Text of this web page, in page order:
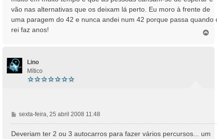
a
g
e
m
vão nas alternativas que os deixam lá perto. Eu moro à frente de
uma paragem do 42 e nunca andei num 42 porque passa quando
rei faz anos!
Lino
Mítico
M
e
sexta-feira, 25 abril 2008 11:48
Deveriam ter 2 ou 3 autocarros para fazer vários percursos... um